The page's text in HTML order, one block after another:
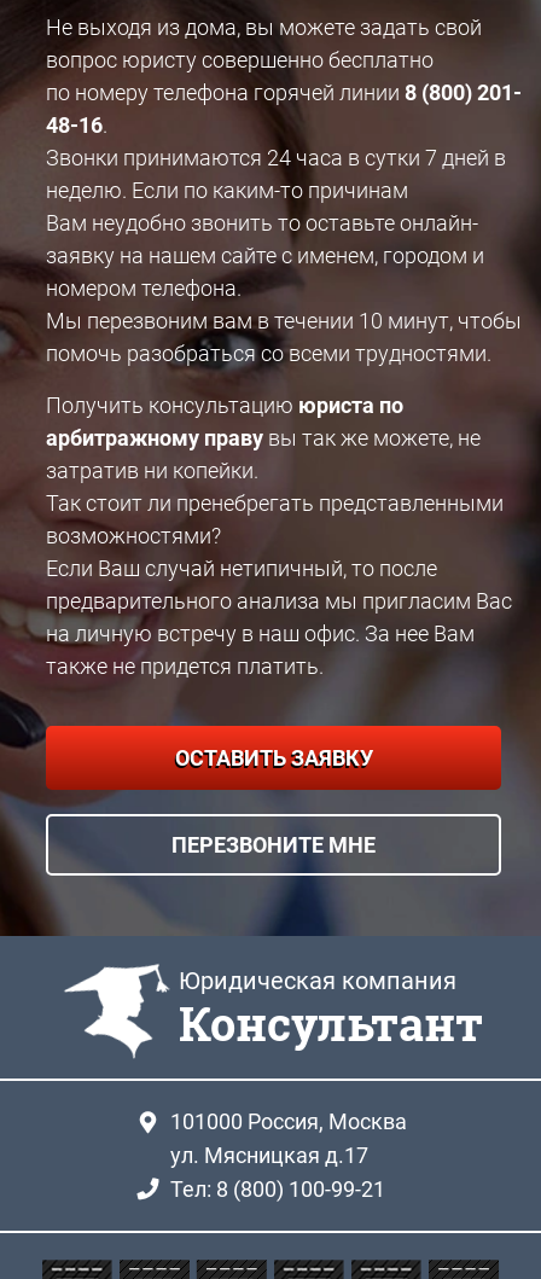
Не выходя из дома, вы можете задать свой
вопрос юристу совершенно бесплатно
по номеру телефона горячей линии 8 (800) 201-
48-16.
Звонки принимаются 24 часа в сутки 7 дней в
неделю. Если по каким-то причинам
Вам неудобно звонить то оставьте онлайн-
заявку на нашем сайте с именем, городом и
номером телефона.
Мы перезвоним вам в течении 10 минут, чтобы
помочь разобраться со всеми трудностями.
Получить консультацию юриста по
арбитражному праву вы так же можете, не
затратив ни копейки.
Так стоит ли пренебрегать представленными
возможностями?
Если Ваш случай нетипичный, то после
предварительного анализа мы пригласим Вас
на личную встречу в наш офис. За нее Вам
также не придется платить.
ОСТАВИТЬ ЗАЯВКУ
ПЕРЕЗВОНИТЕ МНЕ
Юридическая компания
Консультант
101000 Россия, Москва
ул. Мясницкая д.17
Тел: 8 (800) 100-99-21